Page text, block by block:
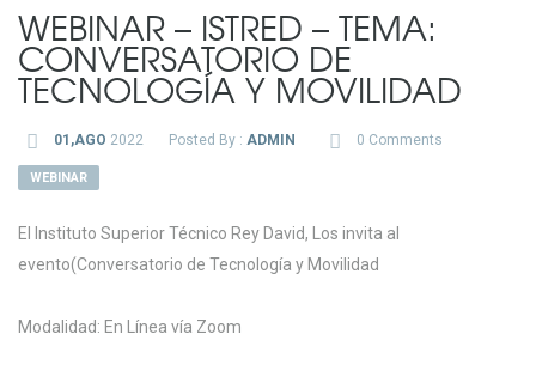
WEBINAR – ISTRED – TEMA:
CONVERSATORIO DE
TECNOLOGÍA Y MOVILIDAD
01,AGO 2022 Posted By : ADMIN 0 Comments
WEBINAR
El Instituto Superior Técnico Rey David, Los invita al
evento(Conversatorio de Tecnología y Movilidad
Modalidad: En Línea vía Zoom